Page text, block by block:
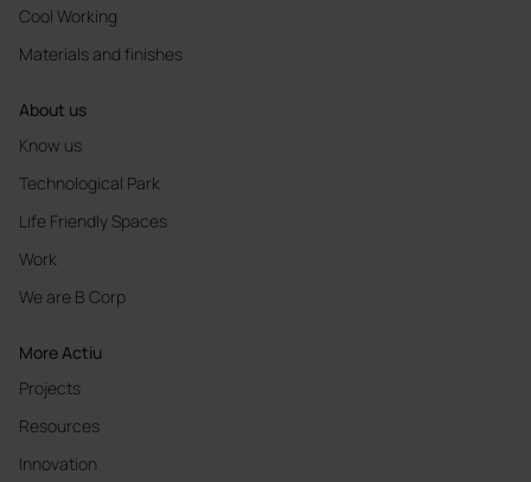
Cool Working
Materials and finishes
About us
Know us
Technological Park
Life Friendly Spaces
Work
We are B Corp
More Actiu
Projects
Resources
Innovation